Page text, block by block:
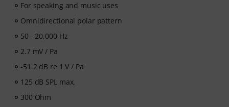
For speaking and music uses
Omnidirectional polar pattern
50 - 20,000 Hz
2.7 mV / Pa
-51.2 dB re 1 V / Pa
125 dB SPL max.
300 Ohm